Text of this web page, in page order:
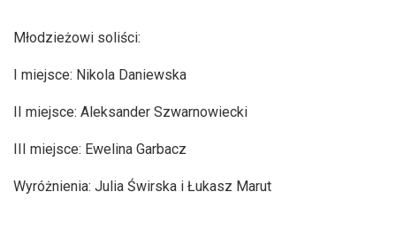
Młodzieżowi soliści:
I miejsce: Nikola Daniewska
II miejsce: Aleksander Szwarnowiecki
III miejsce: Ewelina Garbacz
Wyróżnienia: Julia Świrska i Łukasz Marut